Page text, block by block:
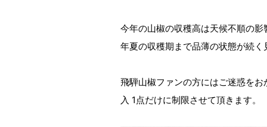
今年の山椒の収穫高は天候不順の
年夏の収穫期まで品薄の状態が続く
飛騨山椒ファンの方にはご迷惑を
入 1点だけに制限させて頂きます。